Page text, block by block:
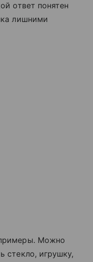
ответ понятен
лишними
Можно
стекло, игрушку,